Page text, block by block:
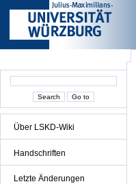
Über LSKD-Wiki
Handschriften
Letzte Änderungen